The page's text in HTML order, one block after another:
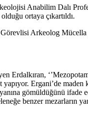
Anabilim Dalı
ortaya çıkartıldı.
Arkeolog
Erdalkıran,
Ergani’de maden
gömüldüğünü
benzer mezarların